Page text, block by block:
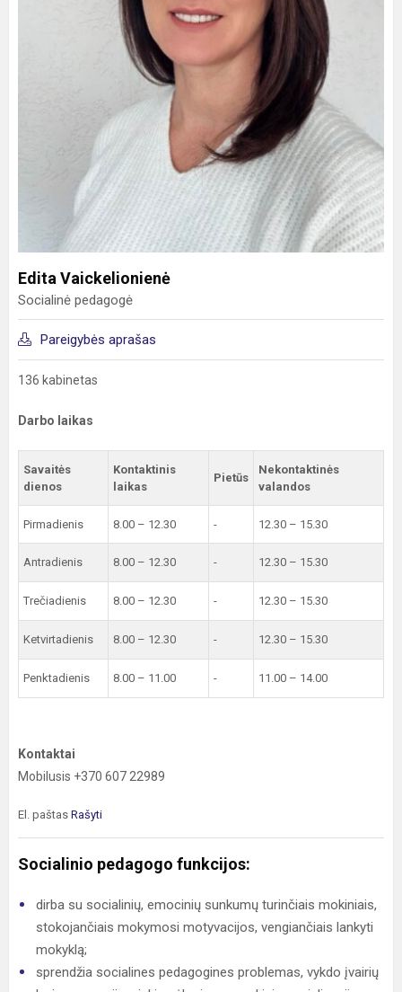
Edita Vaickelionienė
Socialinė pedagogė
Pareigybės aprašas
136 kabinetas
Darbo laikas
Savaitės
dienos
Kontaktinis
laikas
Pietūs
Nekontaktinės
valandos
Pirmadienis 8.00 – 12.30 - 12.30 – 15.30
Antradienis 8.00 – 12.30 - 12.30 – 15.30
Trečiadienis 8.00 – 12.30 - 12.30 – 15.30
Ketvirtadienis 8.00 – 12.30 - 12.30 – 15.30
Penktadienis 8.00 – 11.00 - 11.00 – 14.00
Kontaktai
Mobilusis +370 607 22989
El. paštas Rašyti
Socialinio pedagogo funkcijos:
dirba su socialinių, emocinių sunkumų turinčiais mokiniais,
stokojančiais mokymosi motyvacijos, vengiančiais lankyti
mokyklą;
sprendžia socialines pedagogines problemas, vykdo įvairių